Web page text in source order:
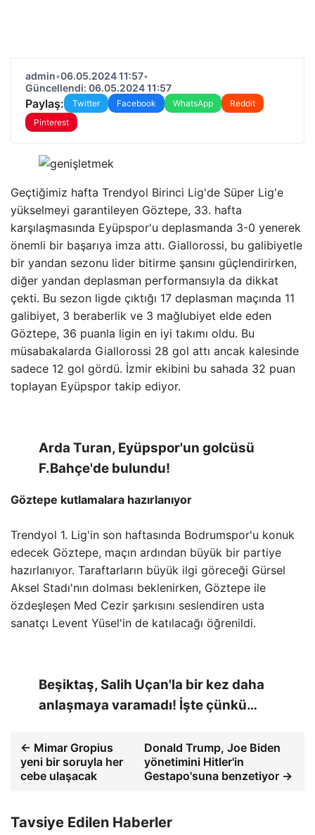
admin•06.05.2024 11:57•
Güncellendi: 06.05.2024 11:57
Paylaş: Twitter Facebook WhatsApp
Reddit
Pinterest
Geçtiğimiz hafta Trendyol Birinci Lig'de Süper Lig'e
yükselmeyi garantileyen Göztepe, 33. hafta
karşılaşmasında Eyüpspor'u deplasmanda 3-0 yenerek
önemli bir başarıya imza attı. Giallorossi, bu galibiyetle
bir yandan sezonu lider bitirme şansını güçlendirirken,
diğer yandan deplasman performansıyla da dikkat
çekti. Bu sezon ligde çıktığı 17 deplasman maçında 11
galibiyet, 3 beraberlik ve 3 mağlubiyet elde eden
Göztepe, 36 puanla ligin en iyi takımı oldu. Bu
müsabakalarda Giallorossi 28 gol attı ancak kalesinde
sadece 12 gol gördü. İzmir ekibini bu sahada 32 puan
toplayan Eyüpspor takip ediyor.
Arda Turan, Eyüpspor'un golcüsü
F.Bahçe'de bulundu!
Göztepe kutlamalara hazırlanıyor
Trendyol 1. Lig'in son haftasında Bodrumspor'u konuk
edecek Göztepe, maçın ardından büyük bir partiye
hazırlanıyor. Taraftarların büyük ilgi göreceği Gürsel
Aksel Stadı'nın dolması beklenirken, Göztepe ile
özdeşleşen Med Cezir şarkısını seslendiren usta
sanatçı Levent Yüsel'in de katılacağı öğrenildi.
Beşiktaş, Salih Uçan'la bir kez daha
anlaşmaya varamadı! İşte çünkü…
← Mimar Gropius
yeni bir soruyla her
cebe ulaşacak
Donald Trump, Joe Biden
yönetimini Hitler'in
Gestapo'suna benzetiyor →
Tavsiye Edilen Haberler